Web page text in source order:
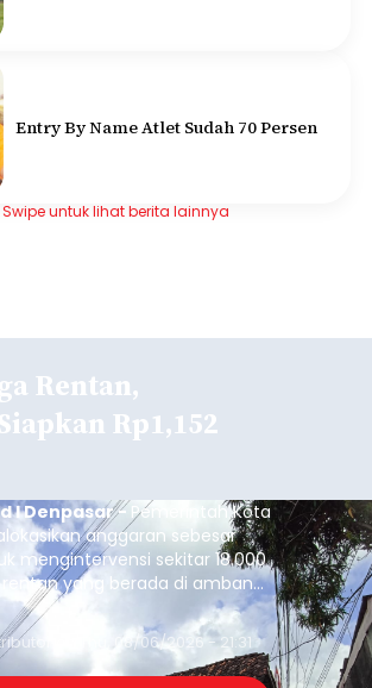
Entry By Name Atlet Sudah 70 Persen
Swipe untuk lihat berita lainnya
Rentan,
Rp1,152
I Denpasar - Pemerintah Kota
anggaran sebesar
mengintervensi sekitar 18.000
rentan yang berada di ambang
Langkah strategis ini diambil
yang berada pada
6 tersebut agar tidak
miskin.
Thu, 08/06/2026 - 21:31